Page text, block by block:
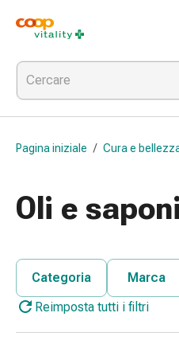
Farmaci
e
salute
Influenza
e
raffreddore
per
Farmaci
raffreddore
Pagina iniziale / Cura e
Oli e
Categoria Marca
Reimposta tutti i filtri